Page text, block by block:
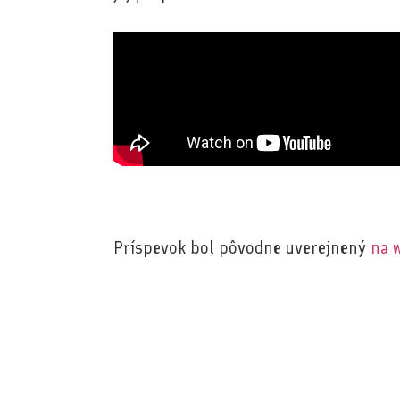
Príspevok bol pôvodne uverejnený na